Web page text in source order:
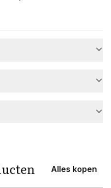
Alles kopen